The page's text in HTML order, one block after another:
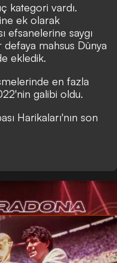
kategori vardı.
ek olarak
efsanelerine saygı
mahsus Dünya
ekledik.
en fazla
galibi oldu.
Harikaları'nın son